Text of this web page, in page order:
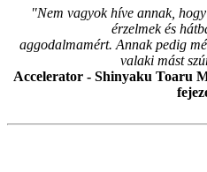
"Nem vagyok híve annak,
érzelmek és
aggodalmamért. Annak pedig
valaki mást
Accelerator - Shinyaku Toaru